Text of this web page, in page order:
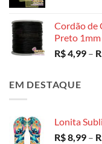
Cordão de
Preto 1mm
R$4,99 –
EM DESTAQUE
Lonita
R$8,99 –